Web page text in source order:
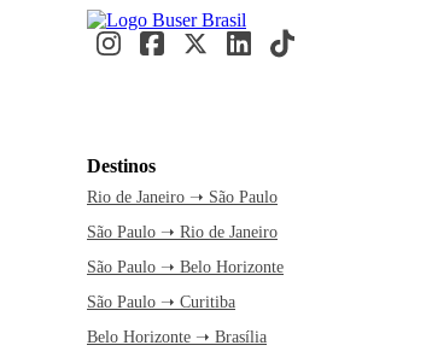
Destinos
Rio de Janeiro ➝ São Paulo
São Paulo ➝ Rio de Janeiro
São Paulo ➝ Belo Horizonte
São Paulo ➝ Curitiba
Belo Horizonte ➝ Brasília